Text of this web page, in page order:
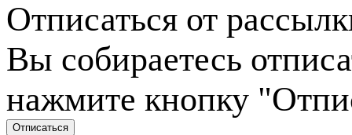
Отписаться от
Вы собираетесь
нажмите кнопку